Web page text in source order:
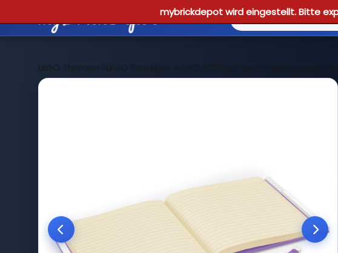
mybrickdepot wird eingestellt. Bitte
LEGO Themen >LEGO Sonstiges >LEGO 5007245 Verschließbares